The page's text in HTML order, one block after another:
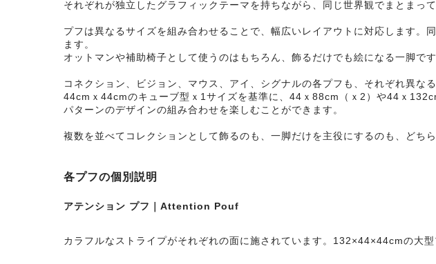
それぞれが独立したグラフィックテーマを持ちながら、同じ世界観でまとまって
プフは異なるサイズを組み合わせることで、幅広いレイアウトに対応します
ます。
オットマンや補助椅子として使うのはもちろん、飾るだけでも絵になる一脚です
コネクション、ビジョン、マウス、アイ、シグナルの各プフも、それぞれ異な
44cmｘ44cmのキューブ型ｘ1サイズを基準に、44ｘ88cm（ｘ2）や44ｘ
パターンのデザインの組み合わせを楽しむことができます。
複数を並べてコレクションとして飾るのも、一脚だけを主役にするのも、どち
各プフの個別説明
アテンション プフ｜Attention Pouf
カラフルなストライプがそれぞれの面に施されています。132×44×44cmの大